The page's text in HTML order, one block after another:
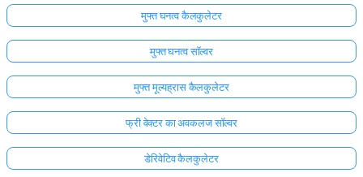
मुफ्त घनत्व कैलकुलेटर
मुफ्त घनत्व सॉल्वर
मुफ्त मूल्यह्रास कैलकुलेटर
फ्री वेक्टर का अवकलज सॉल्वर
डेरिवेटिव कैलकुलेटर